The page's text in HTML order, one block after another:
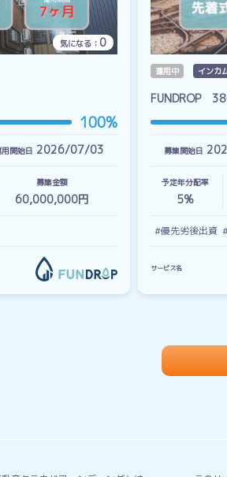
気になる： 0
100%
開始日 2026/07/03
募集金額
60,000,000円
運用中 インカ
FUNDROP
募集開始日
予定年分配率
5%
#優先劣後出資
サービス名